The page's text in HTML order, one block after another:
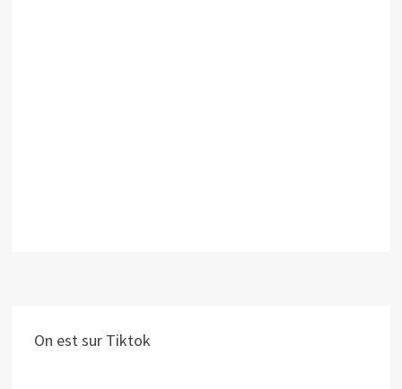
On est sur Tiktok